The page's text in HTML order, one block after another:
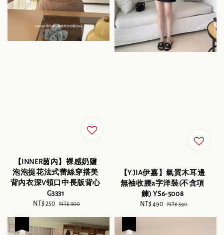
【INNER茵內】裸感奶鹽
泡泡提花法式蕾絲穿搭美
背內衣深V領口中長版背心
G3331
Sale
NT$ 250 Regular
NT$ 300
【Y.JIA伊嘉】氣質木耳邊
無袖收腰a字洋裝(不含項
鍊) YS6-5008
Sale
NT$ 490 Regular
NT$ 590